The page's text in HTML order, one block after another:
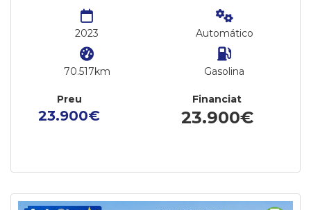
2023
70.517km
Automático
Gasolina
Preu
23.900€
Financiat
23.900€